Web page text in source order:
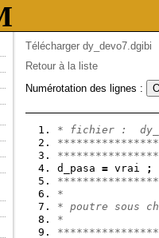
Télécharger dy_devo7.dgibi
Retour à la liste
Numérotation des lignes :
* fichier :
d_pasa = vrai ;
*
* poutre sous
*